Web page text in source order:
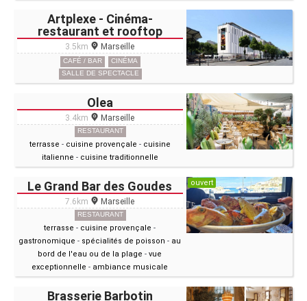
Artplexe - Cinéma-
restaurant et rooftop
3.5km Marseille
CAFÉ / BAR
CINÉMA
SALLE DE SPECTACLE
Olea
3.4km Marseille
RESTAURANT
terrasse - cuisine provençale - cuisine
italienne - cuisine traditionnelle
Le Grand Bar des Goudes
7.6km Marseille
RESTAURANT
terrasse - cuisine provençale -
gastronomique - spécialités de poisson - au
bord de l'eau ou de la plage -vue
exceptionnelle - ambiance musicale
ouvert
Brasserie Barbotin